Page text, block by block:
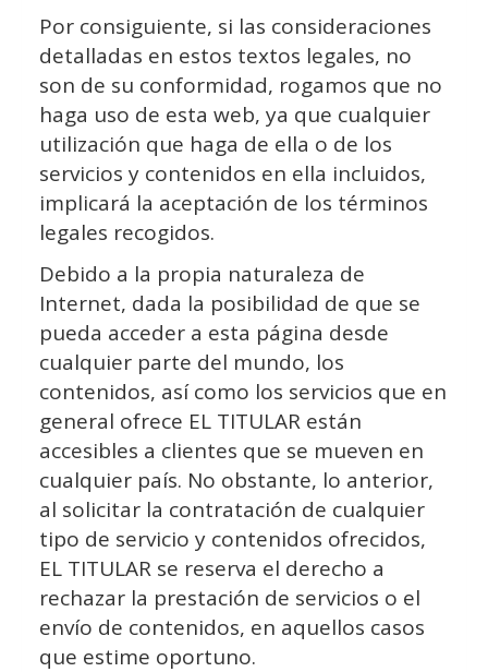
Por consiguiente, si las consideraciones
detalladas en estos textos legales, no
son de su conformidad, rogamos que no
haga uso de esta web, ya que cualquier
utilización que haga de ella o de los
servicios y contenidos en ella incluidos,
implicará la aceptación de los términos
legales recogidos.
Debido a la propia naturaleza de
Internet, dada la posibilidad de que se
pueda acceder a esta página desde
cualquier parte del mundo, los
contenidos, así como los servicios que en
general ofrece EL TITULAR están
accesibles a clientes que se mueven en
cualquier país. No obstante, lo anterior,
al solicitar la contratación de cualquier
tipo de servicio y contenidos ofrecidos,
EL TITULAR se reserva el derecho a
rechazar la prestación de servicios o el
envío de contenidos, en aquellos casos
que estime oportuno.